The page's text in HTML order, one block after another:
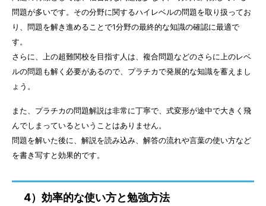
問題が多いです。その分野に関するハイレベルの問題を取り扱ってお
り、問題を解き進めることで1分野の最終的な知識の確認に最適で
す。
さらに、上の超難関校を目指す人は、複合問題などのさらに上のレベ
ルの問題も解く必要があるので、プラチカで発展的な知識を蓄えまし
ょう。
また、プラチカの問題解説は非常に丁寧で、式変形が途中で大きく飛
んでしまっているということはありません。
問題を解いた後に、解説を読み込み、解答の流れや言葉の使い方など
を書き写すと効果的です。
4）効率的な使い方と勉強方法